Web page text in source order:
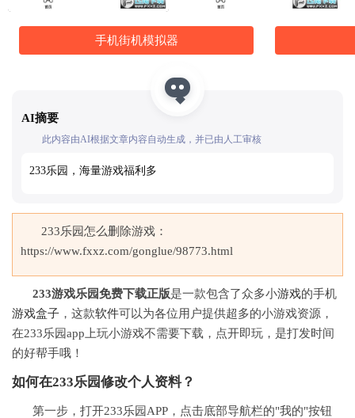
手机街机模拟器
AI摘要
此内容由AI根据文章内容自动生成，并已由人工审核
233乐园，海量游戏福利多
233乐园怎么删除游戏：
https://www.fxxz.com/gonglue/98773.html
233游戏乐园免费下载正版是一款包含了众多小游戏的手机
游戏盒子 ，这款软件可以为各位用户提供超多的小游戏资源，
在233乐园app上玩小游戏不需要下载，点开即玩，是打发时间
的好帮手哦！
如何在233乐园修改个人资料？
第一步，打开233乐园APP，点击底部导航栏的"我的"按钮